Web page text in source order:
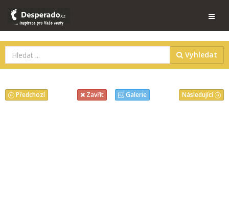
Vyhledat
Následující
Předchozí Zavřít Galerie